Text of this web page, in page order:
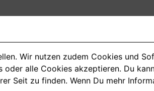
Wir nutzen zudem Cookies und
alle Cookies akzeptieren. Du
Seit zu finden. Wenn Du mehr